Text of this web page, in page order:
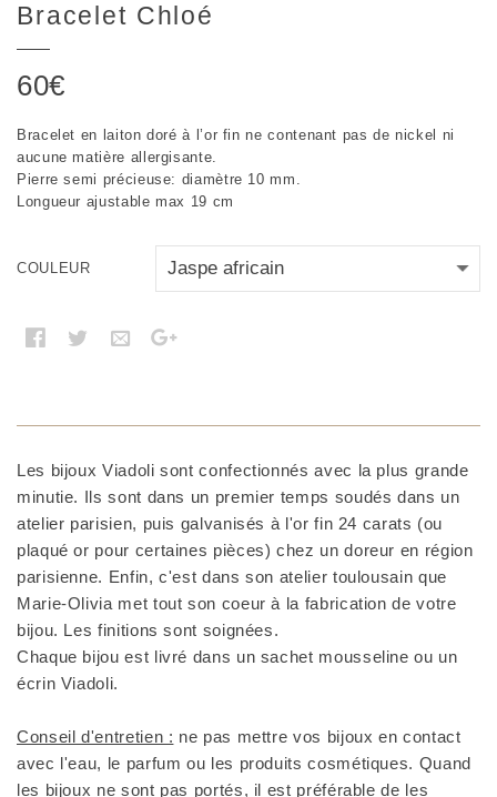
Bracelet Chloé
60€
Bracelet en laiton doré à l’or fin ne contenant pas de nickel ni
aucune matière allergisante.
Pierre semi précieuse: diamètre 10 mm.
Longueur ajustable max 19 cm
COULEUR
Les bijoux Viadoli sont confectionnés avec la plus grande
minutie. Ils sont dans un premier temps soudés dans un
atelier parisien, puis galvanisés à l'or fin 24 carats (ou
plaqué or pour certaines pièces) chez un doreur en région
parisienne. Enfin, c'est dans son atelier toulousain que
Marie-Olivia met tout son coeur à la fabrication de votre
bijou. Les finitions sont soignées.
Chaque bijou est livré dans un sachet mousseline ou un
écrin Viadoli.
Conseil d'entretien : ne pas mettre vos bijoux en contact
avec l'eau, le parfum ou les produits cosmétiques. Quand
les bijoux ne sont pas portés, il est préférable de les